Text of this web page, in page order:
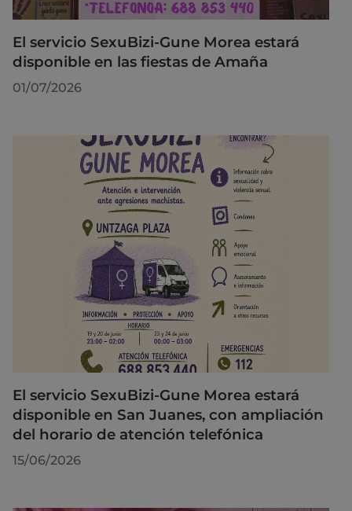
El servicio SexuBizi-Gune Morea estará
disponible en las fiestas de Amaña
01/07/2026
El servicio SexuBizi-Gune Morea estará
disponible en San Juanes, con ampliación
del horario de atención telefónica
15/06/2026